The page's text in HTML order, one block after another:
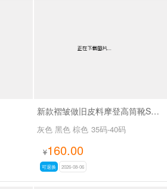
新款褶皱做旧皮料摩登高筒靴SA3061
灰色 黑色 棕色 35码-40码
¥160.00
可退换 2026-08-06